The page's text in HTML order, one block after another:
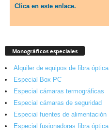
Clica en este enlace.
Monográficos especiales
Alquiler de equipos de fibra óptica
Especial Box PC
Especial cámaras termográficas
Especial cámaras de seguridad
Especial fuentes de alimentación
Especial fusionadoras fibra óptica